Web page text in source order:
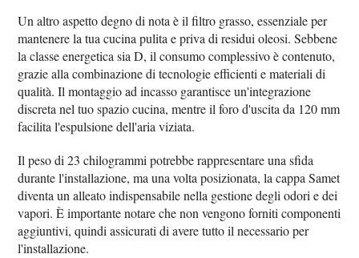
Un altro aspetto degno di nota è il filtro grasso, essenziale per
mantenere la tua cucina pulita e priva di residui oleosi. Sebbene
la classe energetica sia D, il consumo complessivo è contenuto,
grazie alla combinazione di tecnologie efficienti e materiali di
qualità. Il montaggio ad incasso garantisce un'integrazione
discreta nel tuo spazio cucina, mentre il foro d'uscita da 120 mm
facilita l'espulsione dell'aria viziata.
Il peso di 23 chilogrammi potrebbe rappresentare una sfida
durante l'installazione, ma una volta posizionata, la cappa Samet
diventa un alleato indispensabile nella gestione degli odori e dei
vapori. È importante notare che non vengono forniti componenti
aggiuntivi, quindi assicurati di avere tutto il necessario per
l'installazione.